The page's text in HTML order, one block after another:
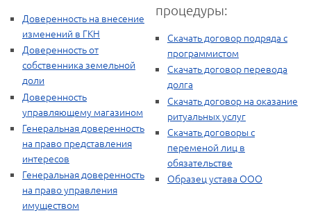
Доверенность на внесение
изменений в ГКН
Доверенность от
собственника земельной
доли
Доверенность
управляющему магазином
Генеральная доверенность
на право представления
интересов
Генеральная доверенность
на право управления
имуществом
процедуры:
Скачать договор подряда с
программистом
Скачать договор перевода
долга
Скачать договор на оказание
ритуальных услуг
Скачать договоры с
переменой лиц в
обязательстве
Образец устава ООО